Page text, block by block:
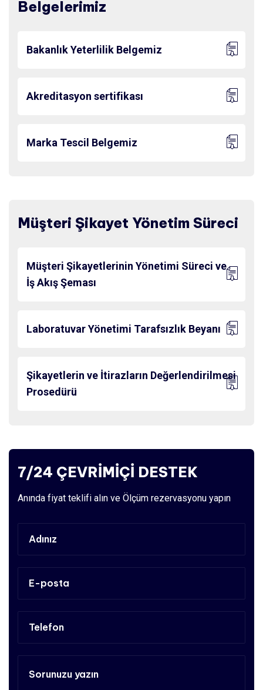
Belgelerimiz
Bakanlık Yeterlilik Belgemiz
Akreditasyon sertifikası
Marka Tescil Belgemiz
Müşteri Şikayet Yönetim Süreci
Müşteri Şikayetlerinin Yönetimi Süreci ve
İş Akış Şeması
Laboratuvar Yönetimi Tarafsızlık Beyanı
Şikayetlerin ve İtirazların Değerlendirilmesi
Prosedürü
7/24 ÇEVRİMİÇİ DESTEK
Anında fiyat teklifi alın ve Ölçüm rezervasyonu yapın